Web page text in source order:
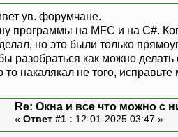
ув. форумчане.
программы на MFC и на С#.
но это были только
разобраться как можно
то накалякал не того,
Re: Окна и все что можно с
« Ответ #1 : 12-01-2025 03:47 »